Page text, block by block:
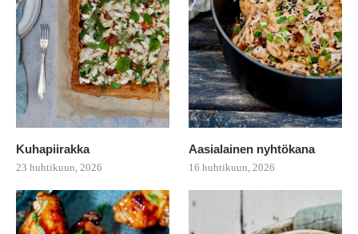
Kuhapiirakka
23 huhtikuun, 2026
Aasialainen nyhtökana
16 huhtikuun, 2026